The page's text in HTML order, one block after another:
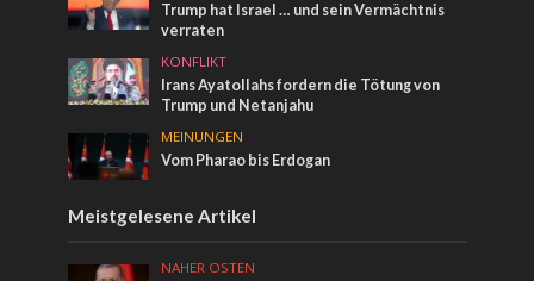
Trump hat Israel … und sein Vermächtnis
verraten
KONFLIKT
Irans Ayatollahs fordern die Tötung von
Trump und Netanjahu
MEINUNGEN
Vom Pharao bis Erdogan
Meistgelesene Artikel
NAHER OSTEN